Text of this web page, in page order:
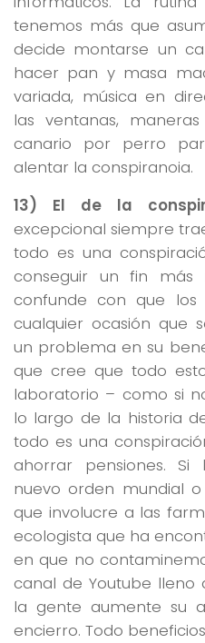
tenemos más que
decide montarse un
hacer pan y masa
variada, música en
las ventanas,
canario por perro
alentar la conspiranoia.
13) El de la
excepcional siempre
todo es una
conseguir un fin más
confunde con que los
cualquier ocasión que
un problema en su
que cree que todo
laboratorio – como si
lo largo de la historia
todo es una
ahorrar pensiones.
nuevo orden mundial
que involucre a las
ecologista que ha
en que no
canal de Youtube lleno
la gente aumente su
encierro. Todo